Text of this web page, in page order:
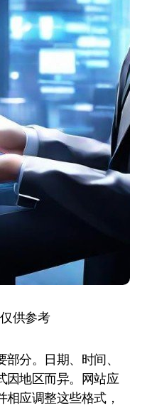
供参考
分。日期、时间、
因地区而异。网站应
应调整这些格式，